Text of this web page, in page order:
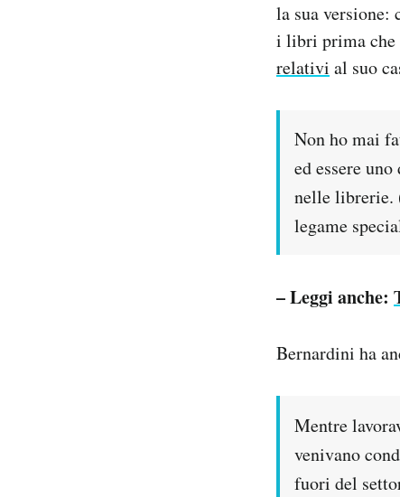
la sua versione:
i libri prima che
relativi al suo
Non ho mai
ed essere
nelle librerie.
legame
– Leggi anche:
Bernardini ha
Mentre
venivano
fuori del